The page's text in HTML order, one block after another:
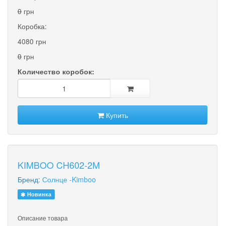
0 грн
Коробка:
4080 грн
0 грн
Количество коробок:
Купить
KIMBOO CH602-2M
Бренд: Солнце -Kimboo
Новинка
Описание товара